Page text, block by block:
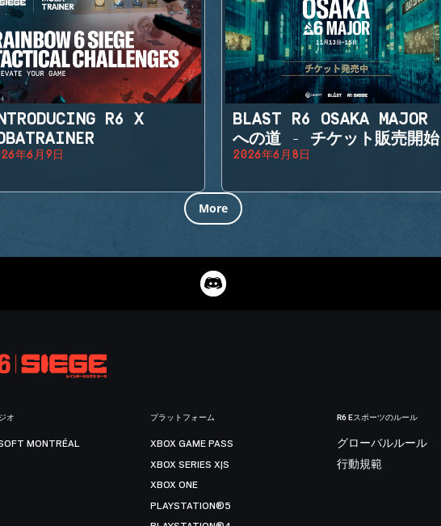
R6 X
年6月9日
BLAST R6 OSAKA MAJOR
への道 - チケット販売開始
2026年6月8日
More
オ
MONTRÉAL
プラットフォーム
XBOX GAME PASS
XBOX SERIES X|S
XBOX ONE
PLAYSTATION®5
R6 Eスポーツのルール
グローバルルール
行動規範